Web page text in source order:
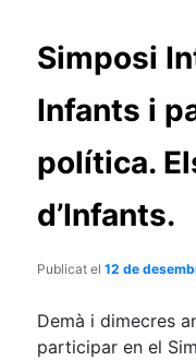
principal
Simposi
Infants i
política.
d’Infants.
Publicat el12 de
Demà i dimecres
participar en el